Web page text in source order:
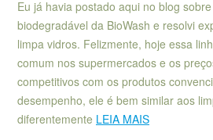
Eu já havia postado aqui no blog
biodegradável da BioWash e resolvi
limpa vidros. Felizmente, hoje essa
comum nos supermercados e os
competitivos com os produtos
desempenho, ele é bem similar aos
diferentemente LEIA MAIS